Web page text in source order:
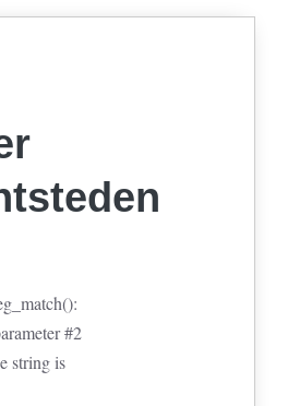
#2
string is